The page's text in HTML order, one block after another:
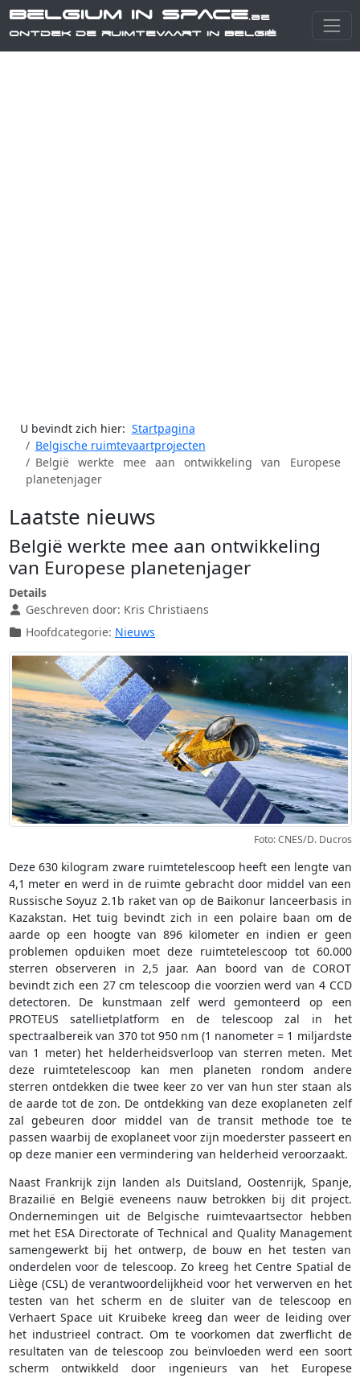
Belgium in Space.be
Ontdek de ruimtevaart in België
U bevindt zich hier: Startpagina
Belgische ruimtevaartprojecten
België werkte mee aan ontwikkeling van Europese
planetenjager
Laatste nieuws
België werkte mee aan ontwikkeling
van Europese planetenjager
Details
Geschreven door: Kris Christiaens
Hoofdcategorie: Nieuws
Foto: CNES/D. Ducros
Deze 630 kilogram zware ruimtetelescoop heeft een lengte van
4,1 meter en werd in de ruimte gebracht door middel van een
Russische Soyuz 2.1b raket van op de Baikonur lanceerbasis in
Kazakstan. Het tuig bevindt zich in een polaire baan om de
aarde op een hoogte van 896 kilometer en indien er geen
problemen opduiken moet deze ruimtetelescoop tot 60.000
sterren observeren in 2,5 jaar. Aan boord van de COROT
bevindt zich een 27 cm telescoop die voorzien werd van 4 CCD
detectoren. De kunstmaan zelf werd gemonteerd op een
PROTEUS satellietplatform en de telescoop zal in het
spectraalbereik van 370 tot 950 nm (1 nanometer = 1 miljardste
van 1 meter) het helderheidsverloop van sterren meten. Met
deze ruimtetelescoop kan men planeten rondom andere
sterren ontdekken die twee keer zo ver van hun ster staan als
de aarde tot de zon. De ontdekking van deze exoplaneten zelf
zal gebeuren door middel van de transit methode toe te
passen waarbij de exoplaneet voor zijn moederster passeert en
op deze manier een vermindering van helderheid veroorzaakt.
Naast Frankrijk zijn landen als Duitsland, Oostenrijk, Spanje,
Brazailië en België eveneens nauw betrokken bij dit project.
Ondernemingen uit de Belgische ruimtevaartsector hebben
met het ESA Directorate of Technical and Quality Management
samengewerkt bij het ontwerp, de bouw en het testen van
onderdelen voor de telescoop. Zo kreeg het Centre Spatial de
Liège (CSL) de verantwoordelijkheid voor het verwerven en het
testen van het scherm en de sluiter van de telescoop en
Verhaert Space uit Kruibeke kreeg dan weer de leiding over
het industrieel contract. Om te voorkomen dat zwerflicht de
resultaten van de telescoop zou beïnvloeden werd een soort
scherm ontwikkeld door ingenieurs van het Europese